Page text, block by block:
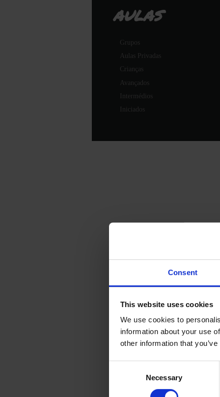
Consent
This website uses cookies
We use cookies to
information about your use
other information that
Necessary
AULAS
Grupos
Aulas Privadas
Crianças
Avançados
Intermédios
Iniciados